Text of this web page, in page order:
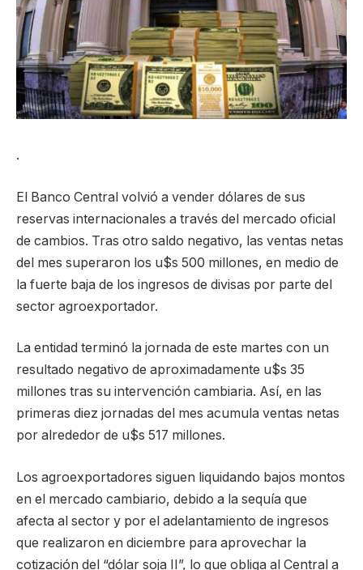
.
El Banco Central volvió a vender dólares de sus
reservas internacionales a través del mercado oficial
de cambios. Tras otro saldo negativo, las ventas netas
del mes superaron los u$s 500 millones, en medio de
la fuerte baja de los ingresos de divisas por parte del
sector agroexportador.
La entidad terminó la jornada de este martes con un
resultado negativo de aproximadamente u$s 35
millones tras su intervención cambiaria. Así, en las
primeras diez jornadas del mes acumula ventas netas
por alrededor de u$s 517 millones.
Los agroexportadores siguen liquidando bajos montos
en el mercado cambiario, debido a la sequía que
afecta al sector y por el adelantamiento de ingresos
que realizaron en diciembre para aprovechar la
cotización del “dólar soja II”, lo que obliga al Central a